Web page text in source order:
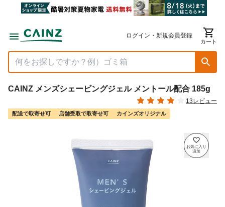
ログイン・新規会員登録
カート
CAINZ メンズシェービングジェル メントール配合 185g
13レビュー
配送で取寄せ可 店舗受取で取寄せ可 カインズオリジナル